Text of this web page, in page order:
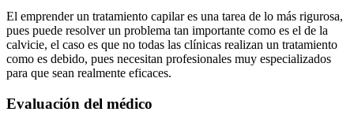
El emprender un tratamiento capilar es una tarea de lo más rigurosa,
pues puede resolver un problema tan importante como es el de la
calvicie, el caso es que no todas las clínicas realizan un tratamiento
como es debido, pues necesitan profesionales muy especializados
para que sean realmente eficaces.
Evaluación del médico